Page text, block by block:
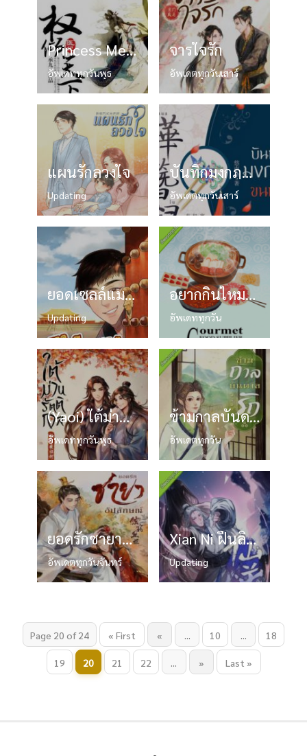
Princess Medical Doctor องค์หญิงแพทย์ผู้เชียวชาญ
อัพเดททุกวันพุธ
จารใจรัก
อัพเดตทุกวันเสาร์
แผนรักลวงใจ
Updating
บันทึกมงกุฎขนนก
อัพเดตทุกวันเสาร์
ยอดเซลล์แมนทะลุมิติ
Updating
อยากกินไหมล่ะ
อัพเดททุกวัน
(Yaoi) ใต้ม่านรัตติกาล
อัพเดททุกวันพุธ
ข้ามกาลบันดาลรัก ส่วนที่ 1
อัพเดตทุกวัน
ยอดรักชายาอัปลักษณ์
อัพเดตทุกวันจันทร์
Xian Ni ฝืนลิขิตฟ้า ข้าขอเป็นเซียน
Updating
Page 20 of 24 « First « ... 10 ... 18
19 20 21 22 ... » Last »